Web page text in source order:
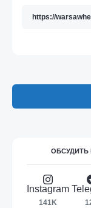
Instagram
141K